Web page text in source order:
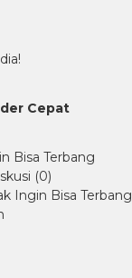
Cepat
Bisa Terbang
(0)
Ingin Bisa Terbang